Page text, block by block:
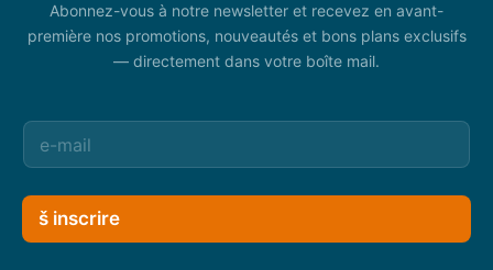
Abonnez-vous à notre newsletter et recevez en avant-
première nos promotions, nouveautés et bons plans exclusifs
— directement dans votre boîte mail.
š inscrire